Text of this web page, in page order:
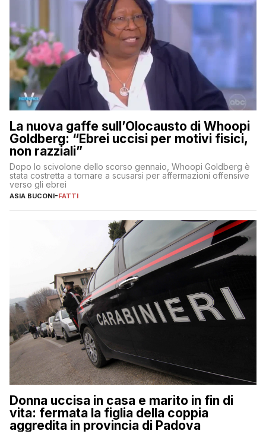
La nuova gaffe sull’Olocausto di Whoopi
Goldberg: “Ebrei uccisi per motivi fisici,
non razziali”
Dopo lo scivolone dello scorso gennaio, Whoopi Goldberg è
stata costretta a tornare a scusarsi per affermazioni offensive
verso gli ebrei
ASIA BUCONI-FATTI
Donna uccisa in casa e marito in fin di
vita: fermata la figlia della coppia
aggredita in provincia di Padova